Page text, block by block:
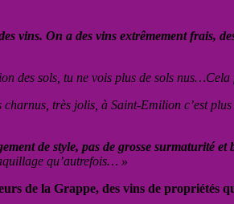
vins. On a des vins extrêmement
des sols, tu ne vois plus de sols
très jolis, à Saint-Emilion c’est
de style, pas de grosse surmaturité
qu’autrefois… »
de la Grappe, des vins de propriétés